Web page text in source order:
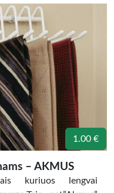
1.00 €
– AKMUS
kuriuos lengvai